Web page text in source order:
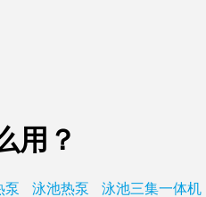
用？
泵 泳池热泵 泳池三集一体机